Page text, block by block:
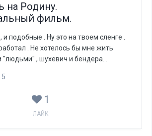
на Родину.
фильм.
и подобные . Ну это на твоем сленге .
. Не хотелось бы мне жить
"людьми" , шухевич и бендера...
1
ЛАЙК